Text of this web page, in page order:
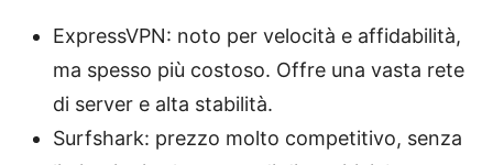
ExpressVPN: noto per velocità e affidabilità,
ma spesso più costoso. Offre una vasta rete
di server e alta stabilità.
Surfshark: prezzo molto competitivo, senza